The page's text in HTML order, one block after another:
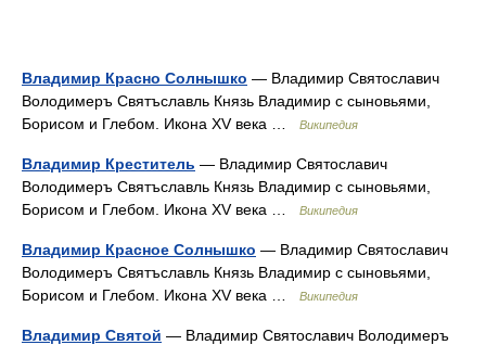
Владимир Красно Солнышко — Владимир Святославич
Володимеръ Святъславль Князь Владимир с сыновьями,
Борисом и Глебом. Икона XV века …
Википедия
Владимир Креститель — Владимир Святославич
Володимеръ Святъславль Князь Владимир с сыновьями,
Борисом и Глебом. Икона XV века …
Википедия
Владимир Красное Солнышко — Владимир Святославич
Володимеръ Святъславль Князь Владимир с сыновьями,
Борисом и Глебом. Икона XV века …
Википедия
Владимир Святой — Владимир Святославич Володимеръ